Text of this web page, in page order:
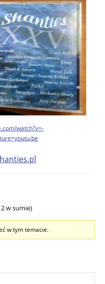
watch?v=-
w sumie)
w tym temacie.